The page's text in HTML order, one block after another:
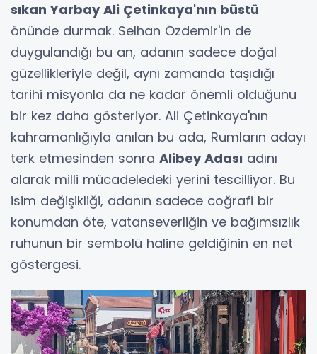
sıkan Yarbay Ali Çetinkaya'nın büstü
önünde durmak. Selhan Özdemir'in de
duygulandığı bu an, adanın sadece doğal
güzellikleriyle değil, aynı zamanda taşıdığı
tarihi misyonla da ne kadar önemli olduğunu
bir kez daha gösteriyor. Ali Çetinkaya'nın
kahramanlığıyla anılan bu ada, Rumların adayı
terk etmesinden sonra Alibey Adası adını
alarak milli mücadeledeki yerini tescilliyor. Bu
isim değişikliği, adanın sadece coğrafi bir
konumdan öte, vatanseverliğin ve bağımsızlık
ruhunun bir sembolü haline geldiğinin en net
göstergesi.